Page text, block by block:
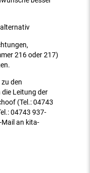
216 oder 217)
den
Leitung der
(Tel.: 04743
04743 937-
Mail an kita-